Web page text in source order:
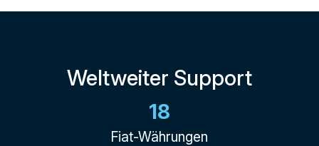
Weltweiter Support
18
Fiat-Währungen